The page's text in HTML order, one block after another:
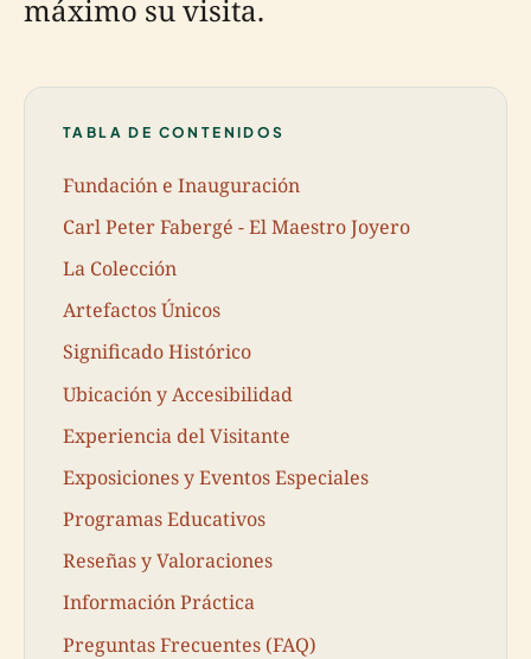
máximo su visita.
TABLA DE CONTENIDOS
Fundación e Inauguración
Carl Peter Fabergé - El Maestro Joyero
La Colección
Artefactos Únicos
Significado Histórico
Ubicación y Accesibilidad
Experiencia del Visitante
Exposiciones y Eventos Especiales
Programas Educativos
Reseñas y Valoraciones
Información Práctica
Preguntas Frecuentes (FAQ)